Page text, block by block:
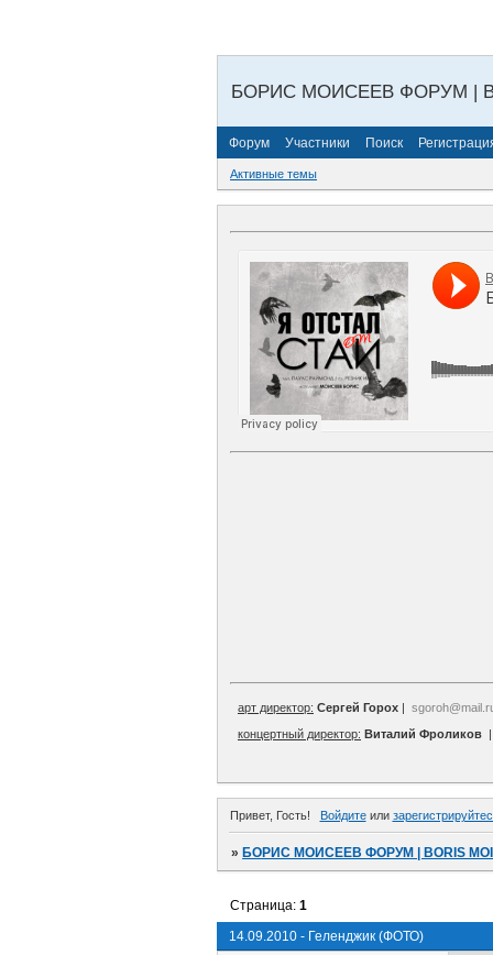
БОРИС МОИСЕЕВ ФОРУМ |
Форум Участники Поиск
Активные темы
арт директор: Сергей Горох |
концертный директор: Виталий Фроликов |
Привет, Гость! Войдитеили
»БОРИС МОИСЕЕВ ФОРУМ | BORIS
14.09.2010 - Геленджик (ФОТО)
Страница:1